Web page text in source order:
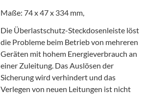
Maße: 74 x 47 x 334 mm,
Die Überlastschutz-Steckdosenleiste löst
die Probleme beim Betrieb von mehreren
Geräten mit hohem Energieverbrauch an
einer Zuleitung. Das Auslösen der
Sicherung wird verhindert und das
Verlegen von neuen Leitungen ist nicht